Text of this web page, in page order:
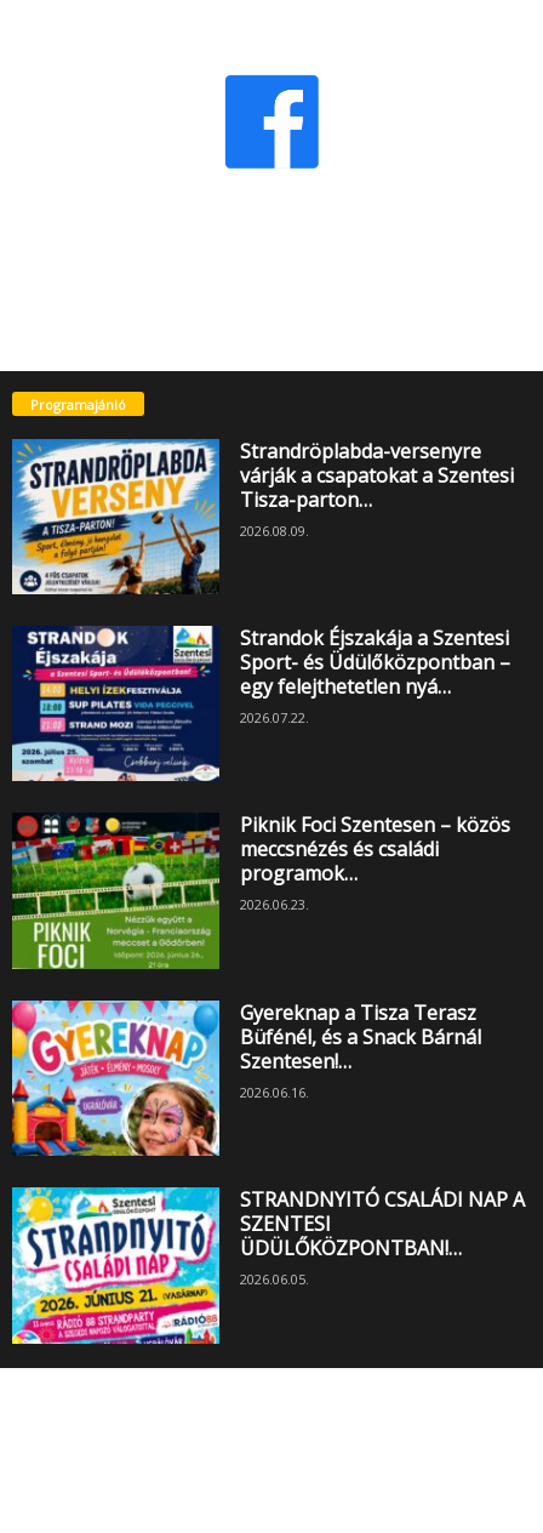
Programajánló
Strandröplabda-versenyre
várják a csapatokat a Szentesi
Tisza-parton…
2026.08.09.
Strandok Éjszakája a Szentesi
Sport- és Üdülőközpontban –
egy felejthetetlen nyá…
2026.07.22.
Piknik Foci Szentesen – közös
meccsnézés és családi
programok…
2026.06.23.
Gyereknap a Tisza Terasz
Büfénél, és a Snack Bárnál
Szentesen!…
2026.06.16.
STRANDNYITÓ CSALÁDI NAP A
SZENTESI
ÜDÜLŐKÖZPONTBAN!…
2026.06.05.